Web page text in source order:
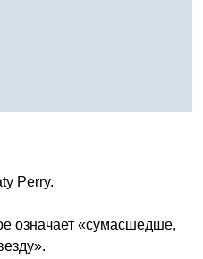
Perry.
означает «сумасшедше,